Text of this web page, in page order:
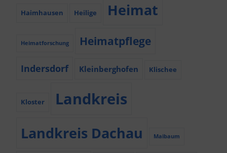
Haimhausen Heilige Heimat
Heimatforschung Heimatpflege
Indersdorf Kleinberghofen Klischee
Kloster Landkreis
Landkreis Dachau Maibaum